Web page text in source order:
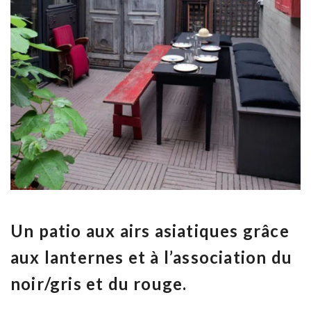
Un patio aux airs asiatiques grâce
aux lanternes et à l’association du
noir/gris et du rouge.